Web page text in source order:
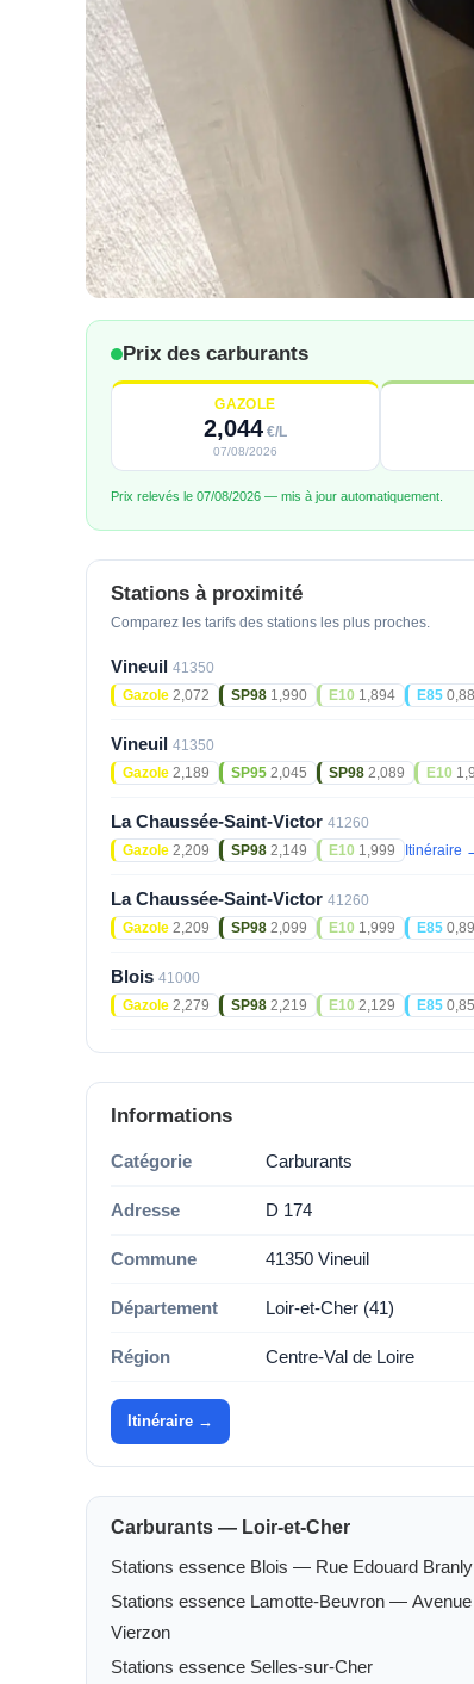
Prix des carburants
GAZOLE
2,044 €/L
07/08/2026
Prix relevés le 07/08/2026 — mis à jour automatiquement.
Stations à proximité
Comparez les tarifs des stations les plus proches.
Vineuil 41350
Gazole 2,072 SP98 1,990 E10 1,894 E85
Vineuil 41350
Gazole 2,189 SP95 2,045 SP98 2,089 E10
La Chaussée-Saint-Victor 41260
Gazole 2,209 SP98 2,149 E10 1,999 Itinéraire
La Chaussée-Saint-Victor 41260
Gazole 2,209 SP98 2,099 E10 1,999 E85
Blois 41000
Gazole 2,279 SP98 2,219 E10 2,129 E85
Informations
Catégorie Carburants
Adresse D 174
Commune 41350 Vineuil
Département Loir-et-Cher (41)
Région Centre-Val de Loire
Itinéraire →
Carburants — Loir-et-Cher
Stations essence Blois — Rue Edouard Branly
Stations essence Lamotte-Beuvron —
Vierzon
Stations essence Selles-sur-Cher